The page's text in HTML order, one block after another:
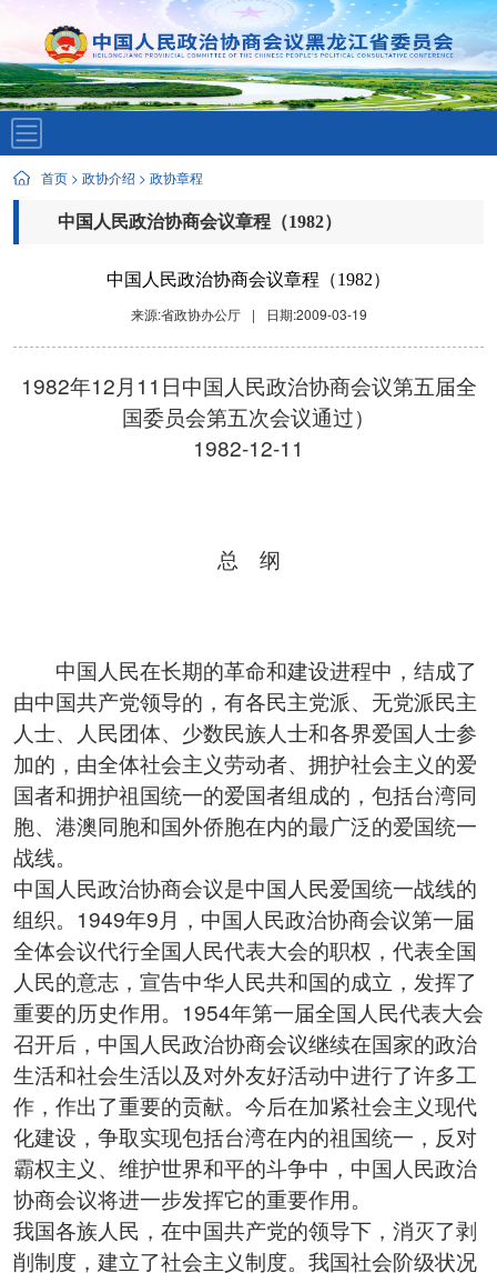
首页 > 政协介绍 > 政协章程
中国人民政治协商会议章程（1982）
中国人民政治协商会议章程（1982）
来源:省政协办公厅
| 日期:2009-03-19
1982年12月11日中国人民政治协商会议第五届全
国委员会第五次会议通过）
1982-12-11
总 纲
中国人民在长期的革命和建设进程中，结成了
由中国共产党领导的，有各民主党派、无党派民主
人士、人民团体、少数民族人士和各界爱国人士参
加的，由全体社会主义劳动者、拥护社会主义的爱
国者和拥护祖国统一的爱国者组成的，包括台湾同
胞、港澳同胞和国外侨胞在内的最广泛的爱国统一
战线。
中国人民政治协商会议是中国人民爱国统一战线的
组织。1949年9月，中国人民政治协商会议第一届
全体会议代行全国人民代表大会的职权，代表全国
人民的意志，宣告中华人民共和国的成立，发挥了
重要的历史作用。1954年第一届全国人民代表大会
召开后，中国人民政治协商会议继续在国家的政治
生活和社会生活以及对外友好活动中进行了许多工
作，作出了重要的贡献。今后在加紧社会主义现代
化建设，争取实现包括台湾在内的祖国统一，反对
霸权主义、维护世界和平的斗争中，中国人民政治
协商会议将进一步发挥它的重要作用。
我国各族人民，在中国共产党的领导下，消灭了剥
削制度，建立了社会主义制度。我国社会阶级状况